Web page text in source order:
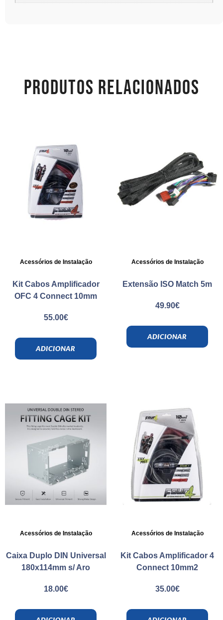
PRODUTOS RELACIONADOS
Acessórios de Instalação
Kit Cabos Amplificador
OFC 4 Connect 10mm
55.00€
ADICIONAR
Acessórios de Instalação
Extensão ISO Match 5m
49.90€
ADICIONAR
Acessórios de Instalação
Caixa Duplo DIN Universal
180x114mm s/ Aro
18.00€
Acessórios de Instalação
Kit Cabos Amplificador 4
Connect 10mm2
35.00€